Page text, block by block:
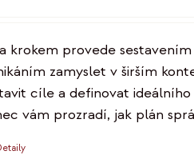
krokem provede
zamyslet v širším
cíle a definovat
vám prozradí, jak plán